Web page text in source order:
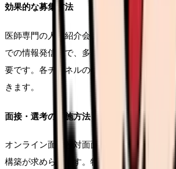
効果的な募集方法
医師専門の人材紹介会社の活用から、医局
での情報発信まで、多様な採用チャネルの
要です。各チャネルの特性を理解し、適切
きます。
面接・選考の実施方法
オンライン面接と対面面接を組み合わせた
構築が求められます。特に、診療所の理念